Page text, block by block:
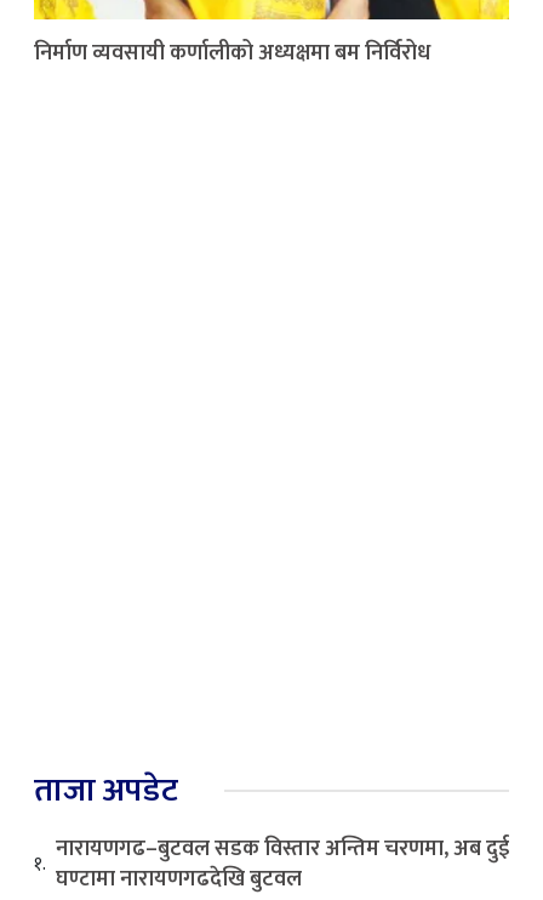
निर्माण व्यवसायी कर्णालीको अध्यक्षमा बम निर्विरोध
ताजा अपडेट
१. नारायणगढ–बुटवल सडक विस्तार अन्तिम चरणमा, अब दुई
घण्टामा नारायणगढदेखि बुटवल